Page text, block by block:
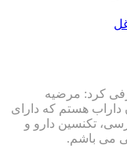
کرد: مرضیه
داراب هستم که دارای
تکنسین دارو و
می باشم.